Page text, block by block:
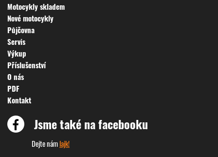
Motocykly skladem
Nové motocykly
Půjčovna
Servis
Výkup
Příslušenství
O nás
PDF
Kontakt
Jsme také na facebooku
Dejte námlajk!